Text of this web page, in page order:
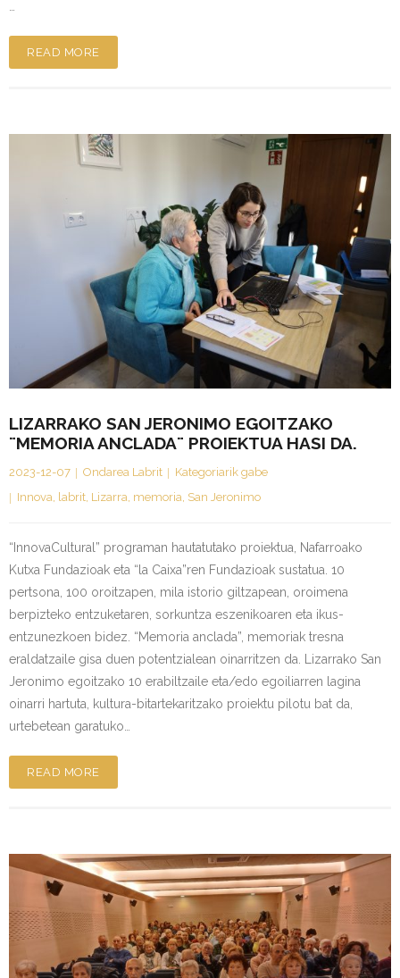
READ MORE
LIZARRAKO SAN JERONIMO EGOITZAKO
¨MEMORIA ANCLADA¨ PROIEKTUA HASI DA.
2023-12-07 Ondarea Labrit
Kategoriarik gabe
Innova
labrit Lizarra memoria San Jeronimo
“InnovaCultural” programan hautatutako proiektua, Nafarroako
Kutxa Fundazioak eta “la Caixa”ren Fundazioak sustatua. 10
pertsona, 100 oroitzapen, mila istorio giltzapean, oroimena
berpizteko entzuketaren, sorkuntza eszenikoaren eta ikus-
entzunezkoen bidez. “Memoria anclada”, memoriak tresna
eraldatzaile gisa duen potentzialean oinarritzen da. Lizarrako San
Jeronimo egoitzako 10 erabiltzaile eta/edo egoiliarren lagina
oinarri hartuta, kultura-bitartekaritzako proiektu pilotu bat da,
urtebetean garatuko…
READ MORE